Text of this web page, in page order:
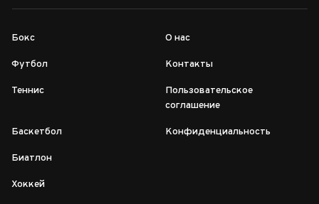
Бокс
Футбол
Теннис
Баскетбол
Биатлон
Хоккей
О нас
Контакты
Пользовательское
соглашение
Конфиденциальность